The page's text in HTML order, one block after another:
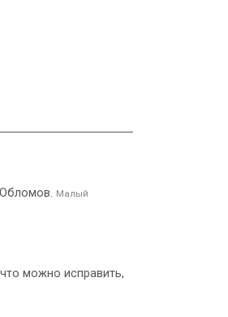
Малый
можно исправить,